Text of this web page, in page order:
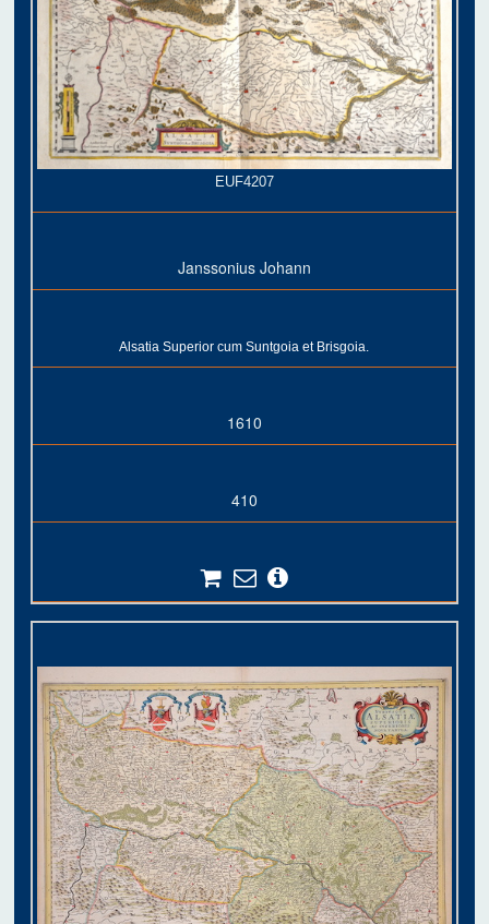
EUF4207
Janssonius Johann
Alsatia Superior cum Suntgoia et Brisgoia.
1610
410